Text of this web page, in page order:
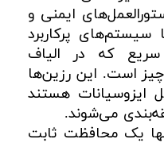
ایمنی و
پرکاربرد
که در الیاف
است. این رزین‌ها
ایزوسیانات هستند
می‌شوند.
یک محافظت ثابت